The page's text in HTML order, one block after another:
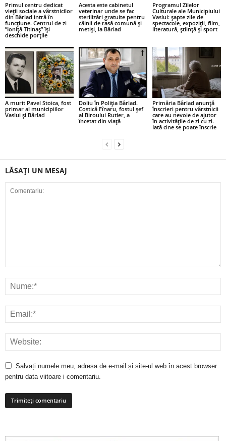
Primul centru dedicat
vieții sociale a vârstnicilor
din Bârlad intră în
funcțiune. Centrul de zi
”Ioniță Titinaș” își
deschide porțile
Acesta este cabinetul
veterinar unde se fac
sterilizări gratuite pentru
câinii de rasă comună și
metiși, la Bârlad
Programul Zilelor
Culturale ale Municipiului
Vaslui: șapte zile de
spectacole, expoziții, film,
literatură, știință și sport
A murit Pavel Stoica, fost
primar al municipiilor
Vaslui și Bârlad
Doliu în Poliția Bârlad.
Costică Fînaru, fostul șef
al Biroului Rutier, a
încetat din viață
Primăria Bârlad anunță
înscrieri pentru vârstnicii
care au nevoie de ajutor
în activitățile de zi cu zi.
Iată cine se poate înscrie
LĂSAȚI UN MESAJ
Salvați numele meu, adresa de e-mail și site-ul web în acest browser
pentru data viitoare i comentariu.